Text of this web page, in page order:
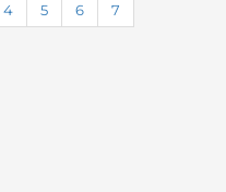
4 5 6
7